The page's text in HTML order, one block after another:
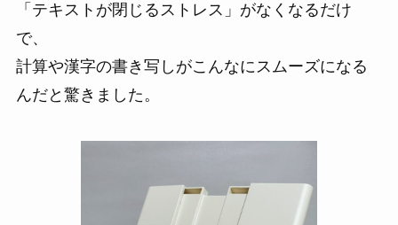
「テキストが閉じるストレス」がなくなるだけ
で、
計算や漢字の書き写しがこんなにスムーズになる
んだと驚きました。